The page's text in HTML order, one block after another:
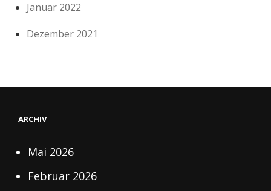
Januar 2022
Dezember 2021
ARCHIV
Mai 2026
Februar 2026